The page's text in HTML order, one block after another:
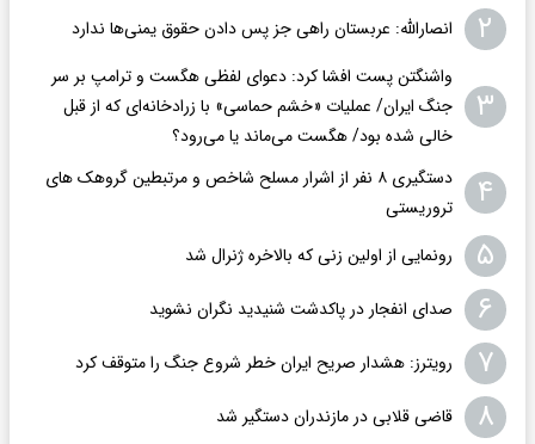
۲ انصارالله: عربستان راهی جز پس دادن حقوق یمنی‌ها ندارد
۳
واشنگتن پست افشا کرد: دعوای لفظی هگست و ترامپ بر سر
جنگ ایران/ عملیات «خشم حماسی» با زرادخانه‌ای که از قبل
خالی شده بود/ هگست می‌ماند یا می‌رود؟
۴
دستگیری ۸ نفر از اشرار مسلح شاخص و مرتبطین گروهک های
تروریستی
۵ رونمایی از اولین زنی که بالاخره ژنرال شد
۶ صدای انفجار در پاکدشت شنیدید نگران نشوید
۷ رویترز: هشدار صریح ایران خطر شروع جنگ را متوقف کرد
۸ قاضی قلابی در مازندران دستگیر شد